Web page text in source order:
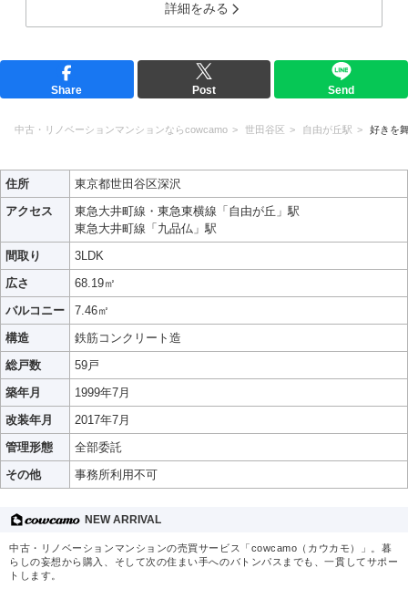
詳細をみる
Share Post Send
中古・リノベーションマンションならcowcamo 世田谷区 自由が丘駅 好きを
住所
東京都世田谷区深沢
アクセス
東急大井町線・東急東横線「自由が丘」駅
東急大井町線「九品仏」駅
間取り
3LDK
広さ
68.19㎡
バルコニー
7.46㎡
構造
鉄筋コンクリート造
総戸数
59戸
築年月
1999年7月
改装年月
2017年7月
管理形態
全部委託
その他
事務所利用不可
NEW ARRIVAL
中古・リノベーションマンションの売買サービス「cowcamo（カウカモ）」。暮
らしの妄想から購入、そして次の住まい手へのバトンパスまでも、一貫してサポー
トします。